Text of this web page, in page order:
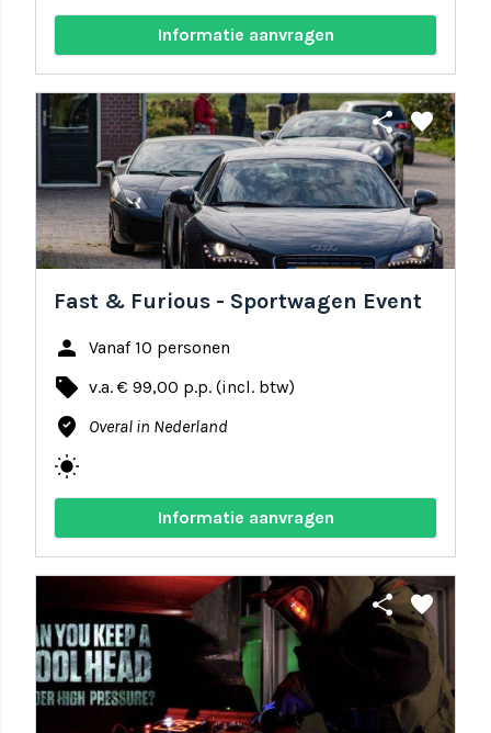
Informatie aanvragen
share favorite
Fast & Furious - Sportwagen Event
person Vanaf 10 personen
local_offer v.a. € 99,00 p.p. (incl. btw)
where_to_vote Overal in Nederland
wb_sunny
Informatie aanvragen
share favorite